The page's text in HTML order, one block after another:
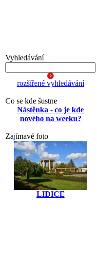
Vyhledávání
rozšířené vyhledávání
Co se kde šustne
Nástěnka - co je kde
nového na weeku?
Zajímavé foto
LIDICE